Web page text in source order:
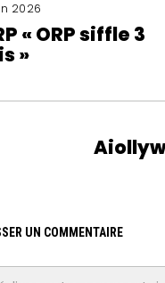
2026
« ORP siffle 3
»
UN COMMENTAIRE